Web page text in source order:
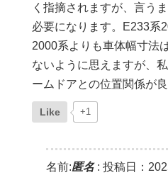
く指摘されますが、言う
必要になります。E233系
2000系よりも車体幅寸法
ないように思えますが、
ームドアとの位置関係が
Like +1
名前:匿名: 投稿日：